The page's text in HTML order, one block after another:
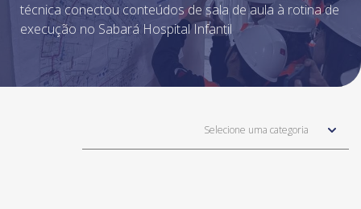
técnica conectou conteúdos de sala de aula à rotina de
execução no Sabará Hospital Infantil
Selecione uma categoria